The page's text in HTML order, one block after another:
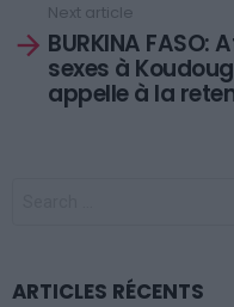
Next article
BURKINA
sexes à
appelle à la
ARTICLES RÉCENTS